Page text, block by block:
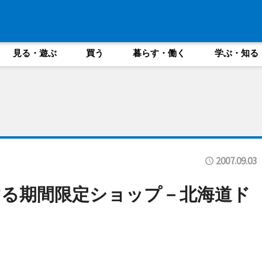
見る・遊ぶ 買う 暮らす・働く 学ぶ・知る
2007.09.03
期間限定ショップ－北海道ド